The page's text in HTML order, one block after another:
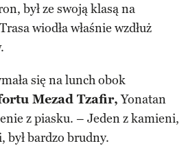
był ze swoją klasą na
wiodła właśnie wzdłuż
się na lunch obok
Mezad Tzafir,Yonatan
z piasku. – Jeden z kamieni,
był bardzo brudny.